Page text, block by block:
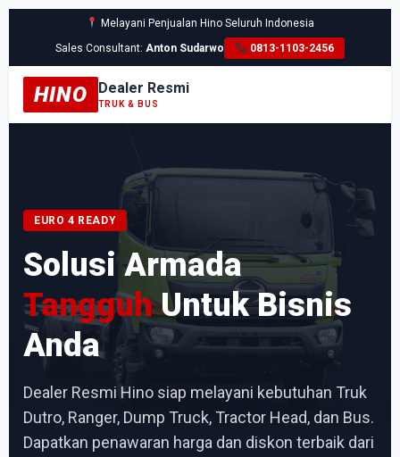
Melayani Penjualan Hino Seluruh Indonesia
Sales Consultant:Anton Sudarwo 0813-1103-2456
HINO Dealer Resmi
TRUK & BUS
EURO 4 READY
Solusi Armada
TangguhUntuk Bisnis
Anda
Dealer Resmi Hino siap melayani kebutuhan Truk
Dutro, Ranger, Dump Truck, Tractor Head, dan Bus.
Dapatkan penawaran harga dan diskon terbaik dari